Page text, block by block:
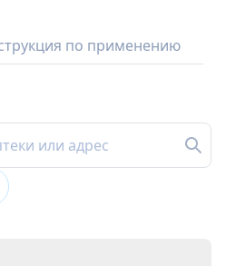
по применению